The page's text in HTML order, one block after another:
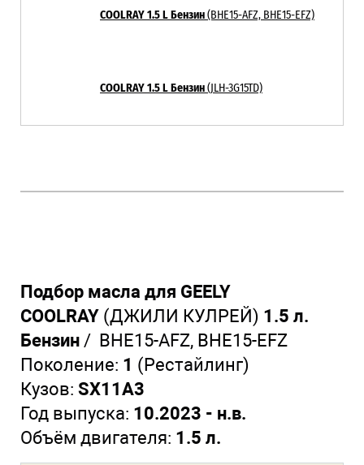
COOLRAY 1.5 L Бензин(BHE15-AFZ, BHE15-EFZ)
COOLRAY 1.5 L Бензин(JLH-3G15TD)
Подбор масла для GEELY
COOLRAY (ДЖИЛИ КУЛРЕЙ) 1.5 л.
Бензин / BHE15-AFZ, BHE15-EFZ
Поколение: 1 (Рестайлинг)
Кузов: SX11A3
Год выпуска: 10.2023 - н.в.
Объём двигателя: 1.5 л.